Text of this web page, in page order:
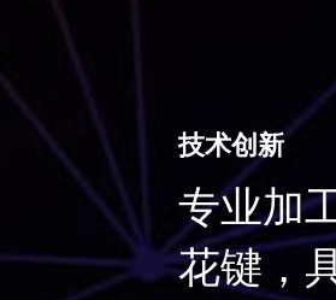
技术创新
专业加
花键，